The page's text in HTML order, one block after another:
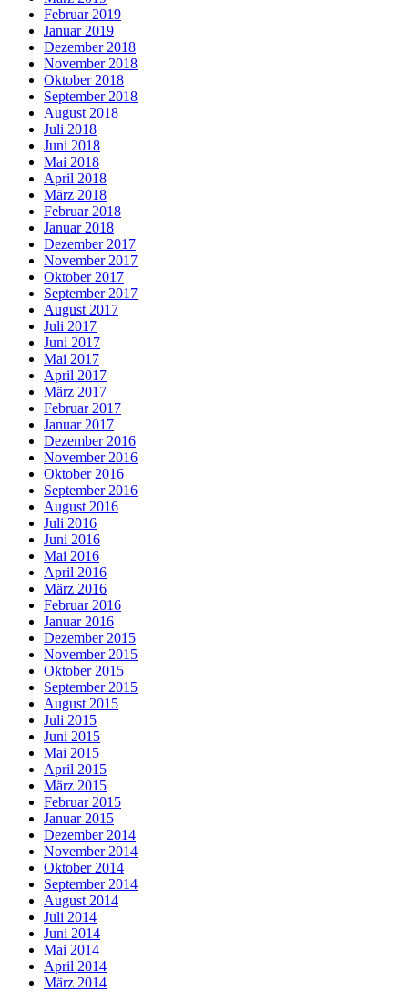
Februar 2019
Januar 2019
Dezember 2018
November 2018
Oktober 2018
September 2018
August 2018
Juli 2018
Juni 2018
Mai 2018
April 2018
März 2018
Februar 2018
Januar 2018
Dezember 2017
November 2017
Oktober 2017
September 2017
August 2017
Juli 2017
Juni 2017
Mai 2017
April 2017
März 2017
Februar 2017
Januar 2017
Dezember 2016
November 2016
Oktober 2016
September 2016
August 2016
Juli 2016
Juni 2016
Mai 2016
April 2016
März 2016
Februar 2016
Januar 2016
Dezember 2015
November 2015
Oktober 2015
September 2015
August 2015
Juli 2015
Juni 2015
Mai 2015
April 2015
März 2015
Februar 2015
Januar 2015
Dezember 2014
November 2014
Oktober 2014
September 2014
August 2014
Juli 2014
Juni 2014
Mai 2014
April 2014
März 2014